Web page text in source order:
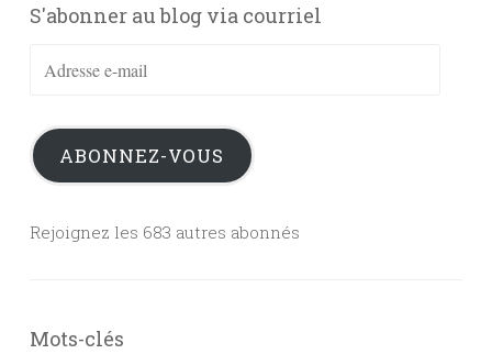
S'abonner au blog via courriel
Adresse
mail
ABONNEZ-VOUS
Rejoignez les 683 autres abonnés
Mots-clés